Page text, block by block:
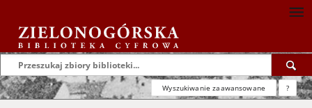
Wyszukiwanie zaawansowane ?